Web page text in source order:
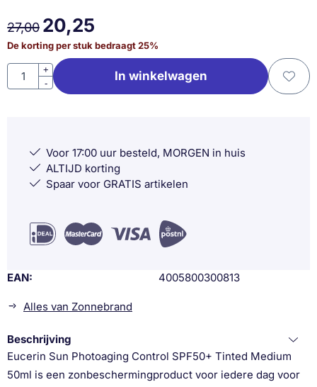
27,00 20,25
De korting per stuk bedraagt25%
Aantal
+
-
In winkelwagen
Voor 17:00 uur besteld, MORGEN in huis
ALTIJD korting
Spaar voor GRATIS artikelen
EAN 4005800300813
Alles van Zonnebrand
Beschrijving
Eucerin Sun Photoaging Control SPF50+ Tinted Medium
50ml is een zonbeschermingproduct voor iedere dag voor